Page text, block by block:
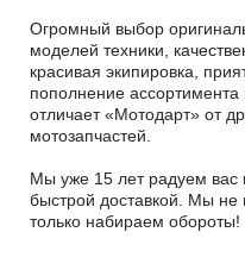
Огромный выбор
моделей техники,
красивая экипировка,
пополнение ассортимента
отличает «Мотодарт» от
мотозапчастей.
Мы уже 15 лет радуем вас
быстрой доставкой. Мы не
только набираем обороты!